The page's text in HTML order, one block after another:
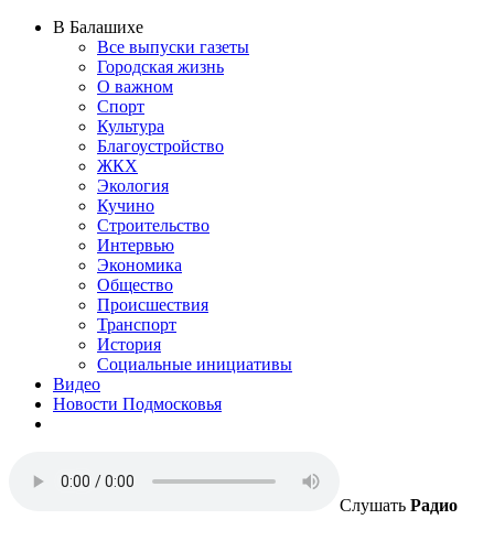
В Балашихе
Все выпуски газеты
Городская жизнь
О важном
Спорт
Культура
Благоустройство
ЖКХ
Экология
Кучино
Строительство
Интервью
Экономика
Общество
Происшествия
Транспорт
История
Социальные инициативы
Видео
Новости Подмосковья
Слушать Радио